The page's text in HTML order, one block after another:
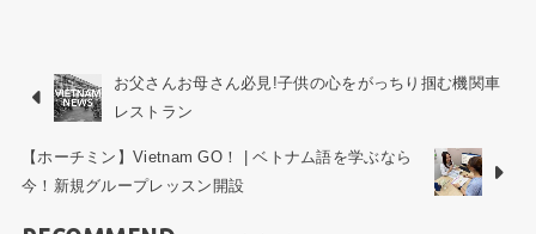
お父さんお母さん必見!子供の心をがっちり掴む機関車
レストラン
【ホーチミン】Vietnam GO！ | ベトナム語を学ぶなら
今！新規グループレッスン開設